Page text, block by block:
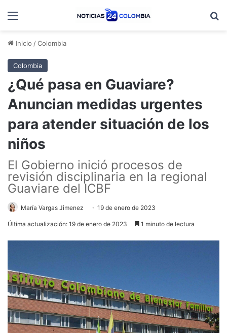
Menú
Inicio /Colombia
Colombia
¿Qué pasa en Guaviare?
Anuncian medidas urgentes
para atender situación de los
niños
El Gobierno inició procesos de
revisión disciplinaria en la regional
Guaviare del ICBF
María Vargas Jimenez 19 de enero de 2023
Última actualización: 19 de enero de 2023 1 minuto de lectura